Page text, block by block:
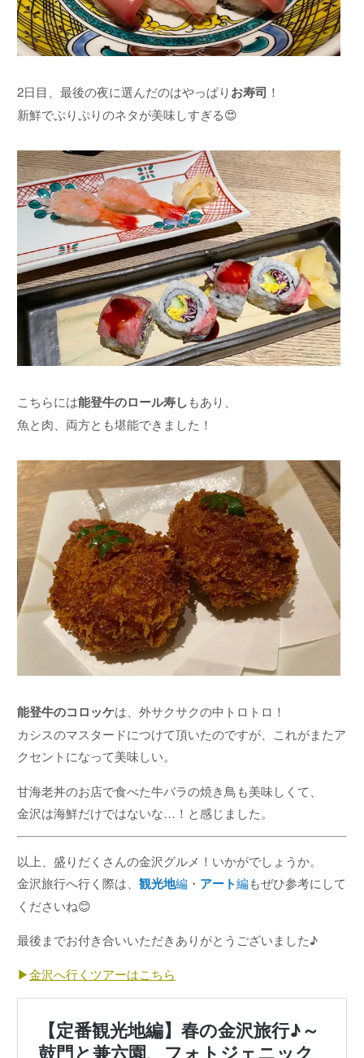
2日目、最後の夜に選んだのはやっぱりお寿司 ！
新鮮でぷりぷりのネタが美味しすぎる😍
こちらには能登牛のロール寿しもあり、
魚と肉、両方とも堪能できました！
能登牛のコロッケは、外サクサクの中トロトロ！
カシスのマスタードにつけて頂いたのですが、これがまたア
クセントになって美味しい。
甘海老丼のお店で食べた牛バラの焼き鳥も美味しくて、
金沢は海鮮だけではないな…！と感じました。
以上、盛りだくさんの金沢グルメ！いかがでしょうか。
金沢旅行へ行く際は、観光地編 ・ アート編もぜひ参考にして
くださいね😊
最後までお付き合いいただきありがとうございました♪
▶金沢へ行くツアーはこちら